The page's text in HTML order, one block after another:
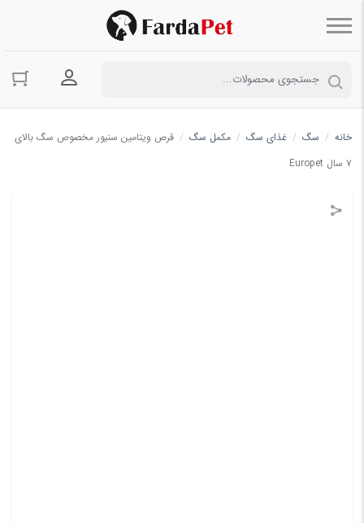
ورود به
خانه / سگ / غذای سگ / مکمل سگ / قرص ویتامین سنیور مخصوص سگ بالای
۷ سال Europet